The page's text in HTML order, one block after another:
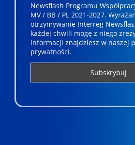
Newsflash Programu
MV / BB / PL 2021-2027.
otrzymywanie Interreg
każdej chwili mogę z niego
informacji znajdziesz w naszej
prywatności.